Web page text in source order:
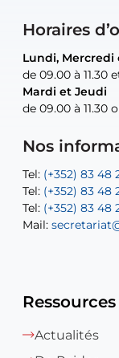
Horaires
Lundi, Mercredi
de 09.00 à 11.30
Mardi et Jeudi
de 09.00 à 11.30
Nos
Tel: (+352) 83 48
Tel: (+352) 83 48
Tel: (+352) 83 48
Mail:
Lundi, Mercredi
de 09.00 à 11.30
Mardi et Jeudi
de 09.00 à 11.30
Tel: (+352) 83 48
Tel: (+352) 83 48
Mail:
Mail:
uniquement sur
Mail:
uniquement sur
Tel:(+352) 83 48
uniquement sur
Tel:Permanence
Actualités